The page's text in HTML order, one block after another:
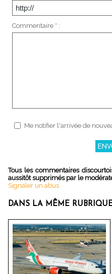
Commentaire * :
Me notifier l'arrivée de
Tous les commentaires
aussitôt supprimés par le
Signaler un abus
DANS LA MÊME